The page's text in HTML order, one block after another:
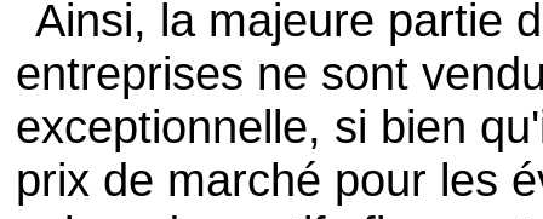
Ainsi, la majeure partie
entreprises ne sont
exceptionnelle, si bien
prix de marché pour les